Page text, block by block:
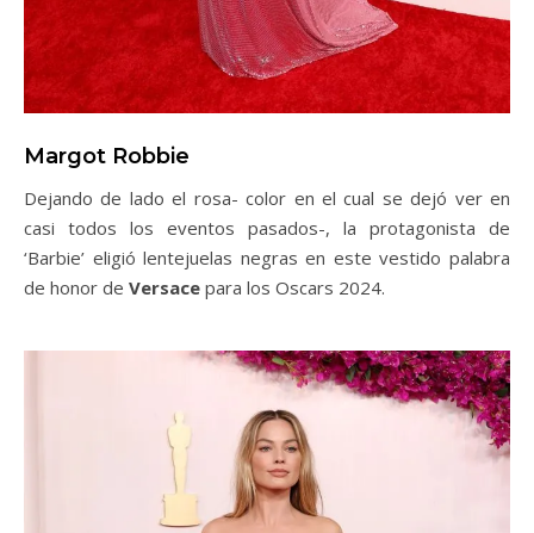
Margot Robbie
Dejando de lado el rosa- color en el cual se dejó ver en
casi todos los eventos pasados-, la protagonista de
‘Barbie’ eligió lentejuelas negras en este vestido palabra
de honor de Versace para los Oscars 2024.